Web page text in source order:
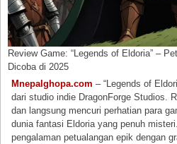
Review Game: “Legends of Eldoria” –
Dicoba di 2025
Mnepalghopa.com – “Legends of
dari studio indie DragonForge Studios.
dan langsung mencuri perhatian para
dunia fantasi Eldoria yang penuh
pengalaman petualangan epik dengan